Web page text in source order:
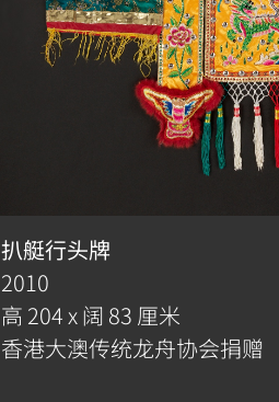
扒艇行头牌
2010
高 204 x 阔 83 厘米
香港大澳传统龙舟协会捐赠